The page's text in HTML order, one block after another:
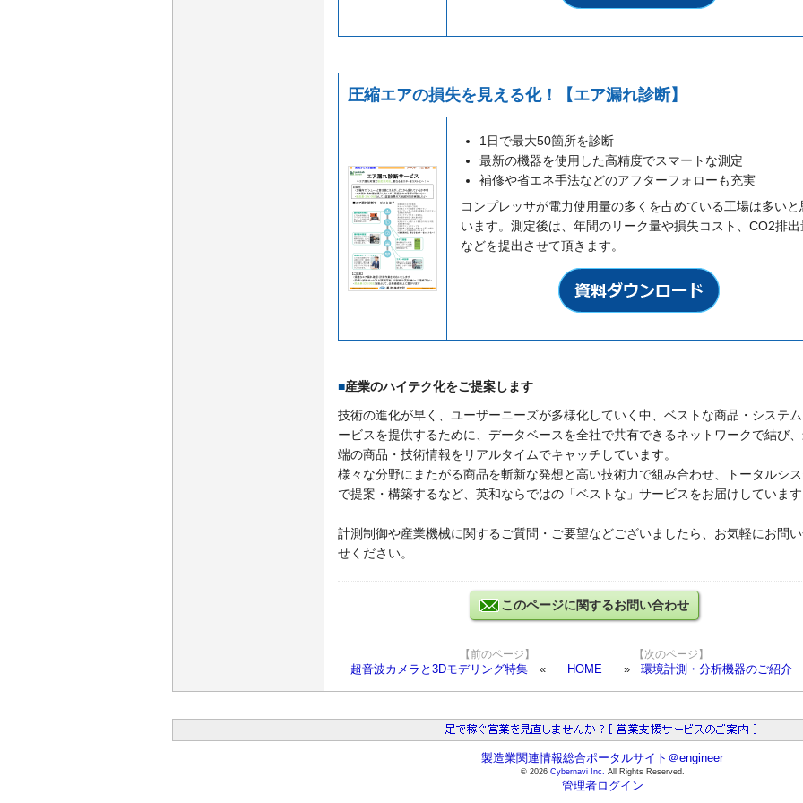
圧縮エアの損失を見える化！【エア漏れ診断】
1日で最大50箇所を診断
最新の機器を使用した高精度でスマートな測定
補修や省エネ手法などのアフターフォローも充実
コンプレッサが電力使用量の多くを占めている工場は多いと
います。測定後は、年間のリーク量や損失コスト、CO2排出
などを提出させて頂きます。
■産業のハイテク化をご提案します
技術の進化が早く、ユーザーニーズが多様化していく中、ベストな商品・システ
ービスを提供するために、データベースを全社で共有できるネットワークで結び
端の商品・技術情報をリアルタイムでキャッチしています。
様々な分野にまたがる商品を斬新な発想と高い技術力で組み合わせ、トータルシ
で提案・構築するなど、英和ならではの「ベストな」サービスをお届けしていま
計測制御や産業機械に関するご質問・ご要望などございましたら、お気軽にお問
せください。
このページに関するお問い合わせ
【前のページ】
超音波カメラと3Dモデリング特集 HOME
【次のページ】
環境計測・分析機器のご紹介
製造業関連情報総合ポータルサイト＠engineer
© 2026 Cybernavi Inc. All Rights Reserved.
管理者ログイン